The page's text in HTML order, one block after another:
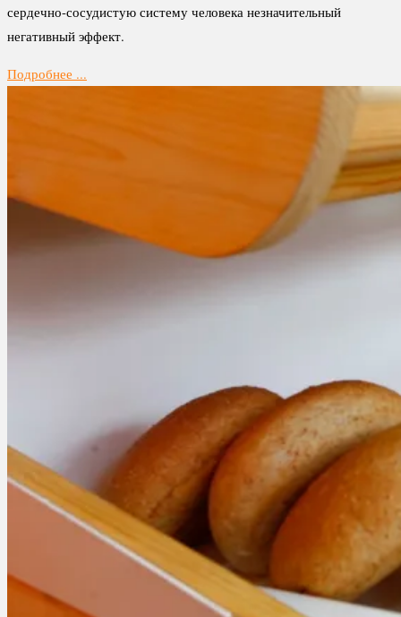
сердечно-сосудистую систему человека незначительный
негативный эффект.
Подробнее ...